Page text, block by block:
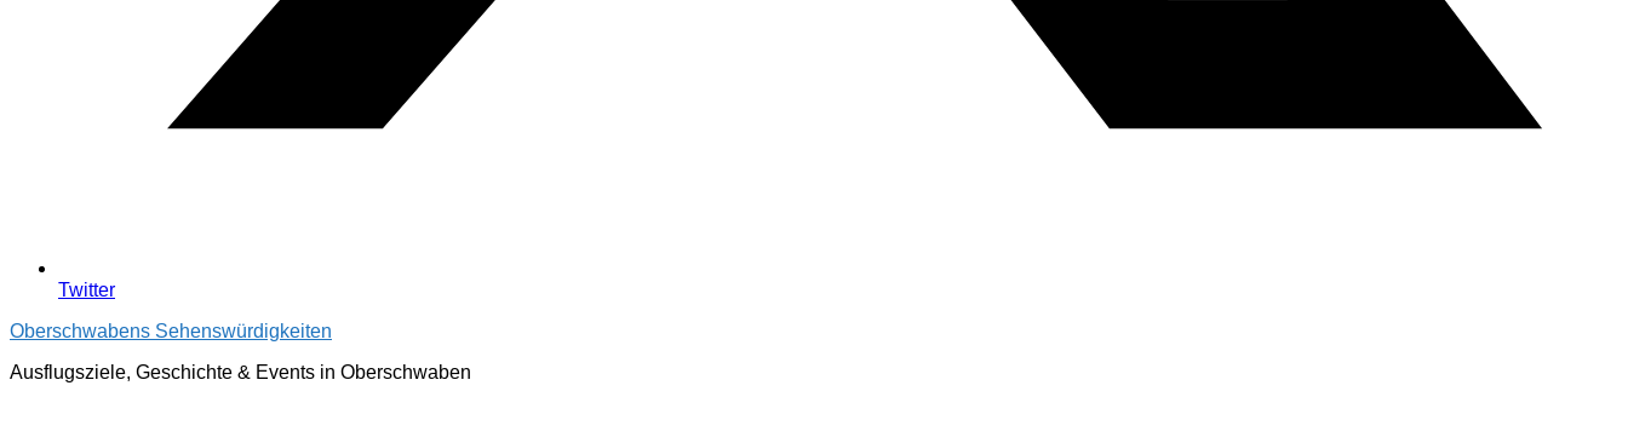
Twitter
Oberschwabens Sehenswürdigkeiten
Ausflugsziele, Geschichte & Events in Oberschwaben